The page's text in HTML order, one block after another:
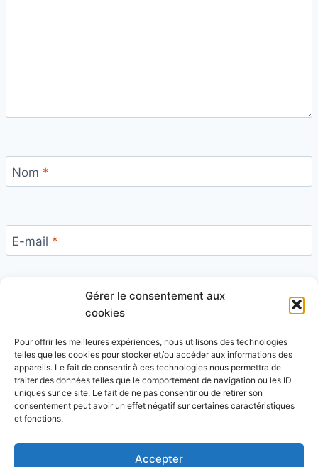
Gérer le consentement aux
cookies
Pour offrir les meilleures expériences, nous utilisons des technologies
telles que les cookies pour stocker et/ou accéder aux informations des
appareils. Le fait de consentir à ces technologies nous permettra de
traiter des données telles que le comportement de navigation ou les ID
uniques sur ce site. Le fait de ne pas consentir ou de retirer son
consentement peut avoir un effet négatif sur certaines caractéristiques
et fonctions.
Accepter
Nom *
E-mail *
Ce site utilise Akismet pour réduire les indésirables.
En savoir plus sur la façon dont les données de vos